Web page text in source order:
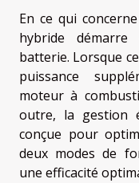
En ce qui
hybride
batterie. Lorsque
puissance
moteur à
outre, la gestion
conçue pour
deux modes de
une efficacité